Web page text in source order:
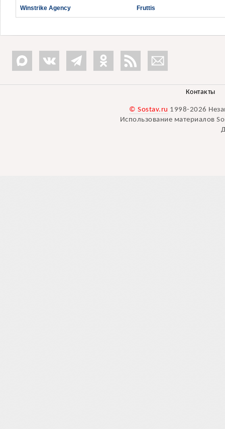
Winstrike Agency Fruttis
Контакты
© Sostav.ru 1998-2026
Использование материалов